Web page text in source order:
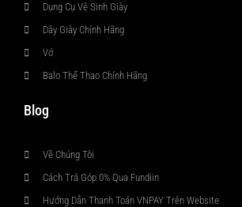
Dụng Cụ Vệ Sinh Giày
Dây Giày Chính Hãng
Vớ
Balo Thể Thao Chính Hãng
Blog
Về Chúng Tôi
Cách Trả Góp 0% Qua Fundiin
Hướng Dẫn Thanh Toán VNPAY Trên Website